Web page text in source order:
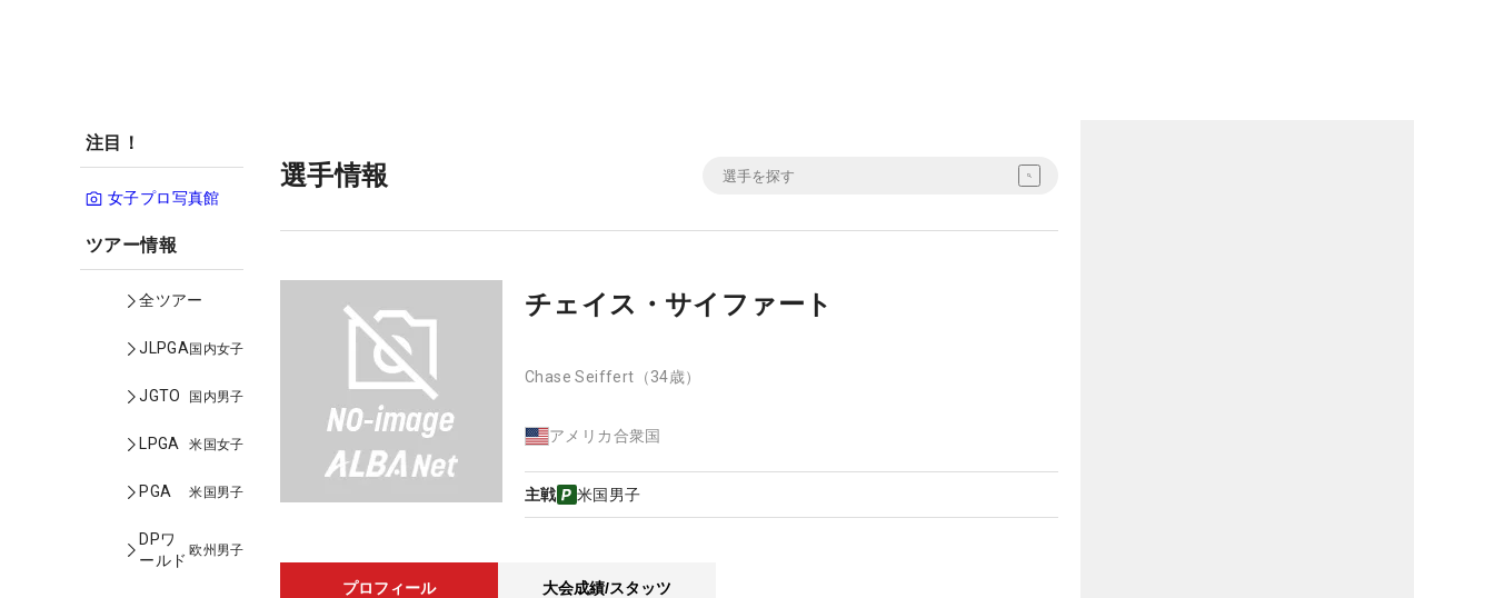
注目！
女子プロ写真館
ツアー情報
全ツアー
JLPGA国内女子
JGTO 国内男子
LPGA 米国女子
PGA 米国男子
DPワ
ールド
欧州男子
選手情報
チェイス・サイファート
Chase Seiffert （34歳）
アメリカ合衆国
主戦 米国男子
プロフィール 大会成績/スタッツ